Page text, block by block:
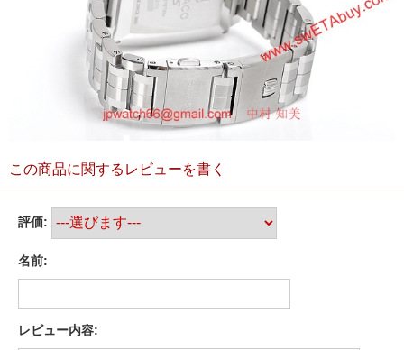
この商品に関するレビューを書く
評価:
名前:
レビュー内容: